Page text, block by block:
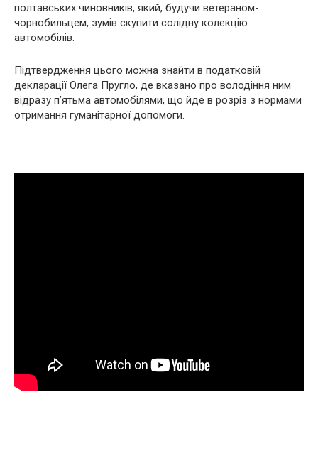
полтавських чиновників, який, будучи ветераном-
чорнобильцем, зумів скупити солідну колекцію
автомобілів.
Підтвердження цього можна знайти в податковій
декларації Олега Пругло, де вказано про володіння ним
відразу п’ятьма автомобілями, що йде в розріз з нормами
отримання гуманітарної допомоги.